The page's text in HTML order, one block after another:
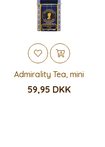
Admirality Tea, mini
59,95 DKK